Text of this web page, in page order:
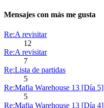
Mensajes con más me gusta
Re:A revisitar
12
Re:A revisitar
7
Re:Lista de partidas
5
Re:Mafia Warehouse 13 [Día 5]
5
Re:Mafia Warehouse 13 [Día 4]